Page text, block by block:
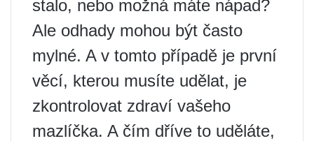
stalo, nebo možná máte nápad?
Ale odhady mohou být často
mylné. A v tomto případě je první
věcí, kterou musíte udělat, je
zkontrolovat zdraví vašeho
mazlíčka. A čím dříve to uděláte,